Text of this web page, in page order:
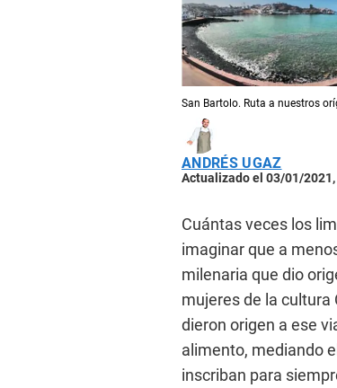
San Bartolo. Ruta a nuestros
ANDRÉS UGAZ
Actualizado el 03/01/2021,
Cuántas veces los
imaginar que a
milenaria que dio
mujeres de la cultura
dieron origen a ese
alimento, mediando
inscriban para